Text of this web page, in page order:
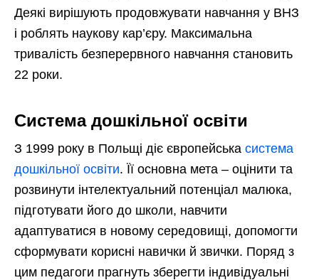
Деякі вирішують продовжувати навчання у ВНЗ
і роблять наукову кар’єру. Максимальна
тривалість безперервного навчання становить
22 роки.
Система дошкільної освіти
З 1999 року в Польщі діє європейська система
дошкільної освіти. Її основна мета – оцінити та
розвинути інтелектуальний потенціал малюка,
підготувати його до школи, навчити
адаптуватися в новому середовищі, допомогти
сформувати корисні навички й звички. Поряд з
цим педагоги прагнуть зберегти індивідуальні